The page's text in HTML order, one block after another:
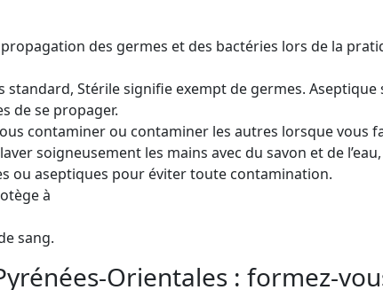
des germes et des bactéries lors de la
Stérile signifie exempt de germes.
de se propager.
contaminer ou contaminer les autres lorsque vous
soigneusement les mains avec du savon et de
ou aseptiques pour éviter toute contamination.
à
sang.
Orientales : formez-